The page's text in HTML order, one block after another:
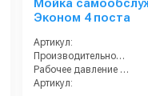
Мойка
Эконом 4 поста
Артикул:
Производительность (л/мин):
Рабочее давление (бар):
Артикул: